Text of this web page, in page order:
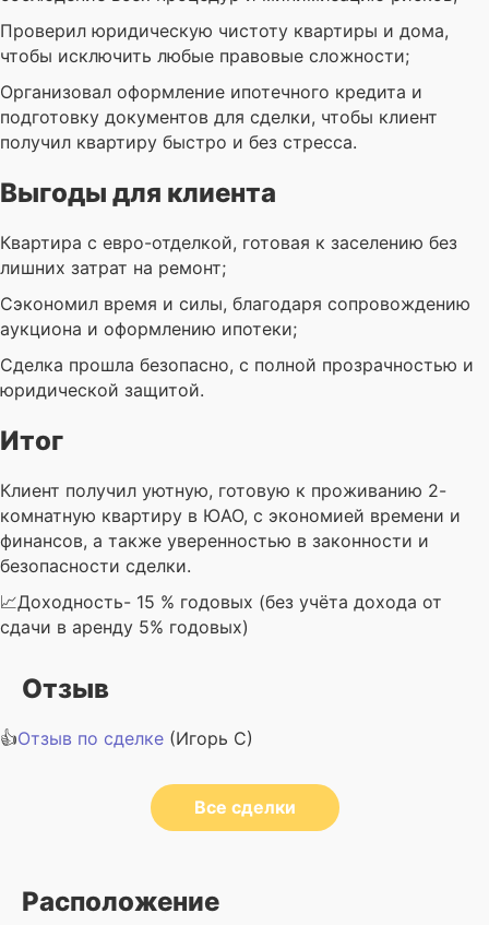
Проверил юридическую чистоту квартиры и дома,
чтобы исключить любые правовые сложности;
Организовал оформление ипотечного кредита и
подготовку документов для сделки, чтобы клиент
получил квартиру быстро и без стресса.
Выгоды для клиента
Квартира с евро-отделкой, готовая к заселению без
лишних затрат на ремонт;
Сэкономил время и силы, благодаря сопровождению
аукциона и оформлению ипотеки;
Сделка прошла безопасно, с полной прозрачностью и
юридической защитой.
Итог
Клиент получил уютную, готовую к проживанию 2-
комнатную квартиру в ЮАО, с экономией времени и
финансов, а также уверенностью в законности и
безопасности сделки.
📈Доходность- 15 % годовых (без учёта дохода от
сдачи в аренду 5% годовых)
Отзыв
👍Отзыв по сделке (Игорь С)
Все сделки
Расположение